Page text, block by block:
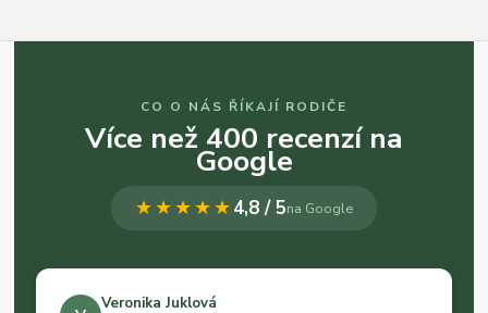
CO O NÁS ŘÍKAJÍ RODIČE
Více než 400 recenzí na
Google
★★★★★4,8 / 5na Google
Veronika Juklová